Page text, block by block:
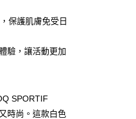
轉到大哥付的交易
，確認付款後即
頁面所載為準。
過，訂單將自動取
。 讓您購物簡單
保護肌膚免受日
驗，讓活動更加
SPORTIF
時尚。這款白色